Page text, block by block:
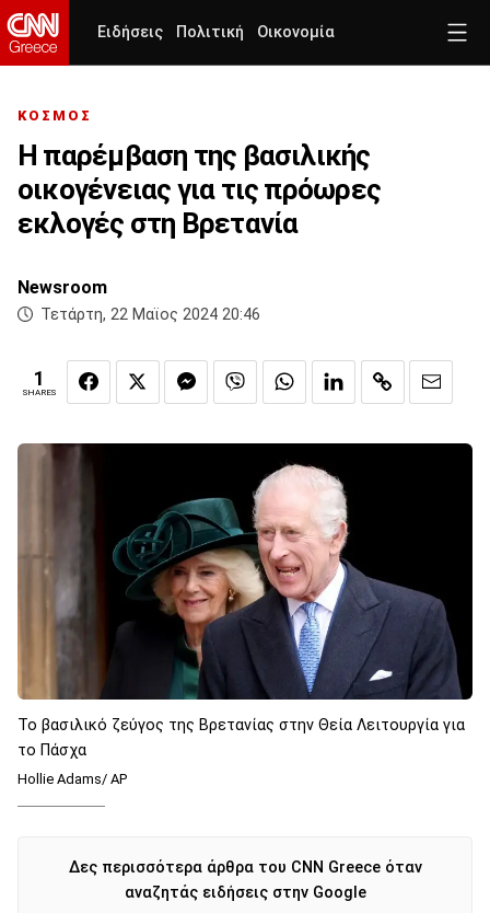
Ειδήσεις Πολιτική Οικονομία
ΚΟΣΜΟΣ
Η παρέμβαση της βασιλικής
οικογένειας για τις πρόωρες
εκλογές στη Βρετανία
Newsroom
Τετάρτη, 22 Μαϊος 2024 20:46
1
SHARES
Το βασιλικό ζεύγος της Βρετανίας στην Θεία Λειτουργία για
το Πάσχα
Hollie Adams/ AP
Δες περισσότερα άρθρα του CNN Greece όταν
αναζητάς ειδήσεις στην Google